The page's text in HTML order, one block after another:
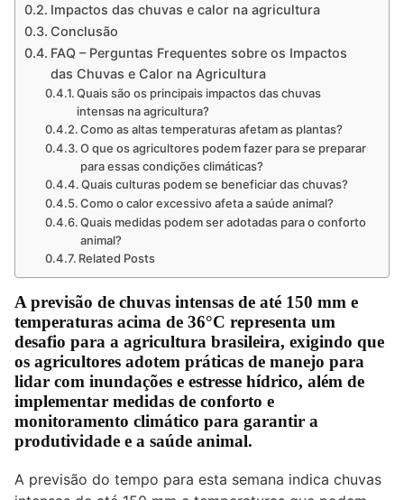
Impactos das chuvas e calor na agricultura
Conclusão
FAQ – Perguntas Frequentes sobre os Impactos
das Chuvas e Calor na Agricultura
Quais são os principais impactos das chuvas
intensas na agricultura?
Como as altas temperaturas afetam as plantas?
O que os agricultores podem fazer para se preparar
para essas condições climáticas?
Quais culturas podem se beneficiar das chuvas?
Como o calor excessivo afeta a saúde animal?
Quais medidas podem ser adotadas para o conforto
animal?
Related Posts
A previsão de chuvas intensas de até 150 mm e
temperaturas acima de 36°C representa um
desafio para a agricultura brasileira, exigindo que
os agricultores adotem práticas de manejo para
lidar com inundações e estresse hídrico, além de
implementar medidas de conforto e
monitoramento climático para garantir a
produtividade e a saúde animal.
A previsão do tempo para esta semana indica chuvas